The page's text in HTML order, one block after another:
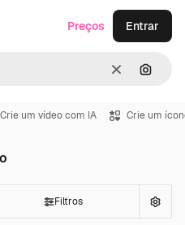
Limpar
Preços Entrar
Crie um vídeo com IA Crie um
Filtros